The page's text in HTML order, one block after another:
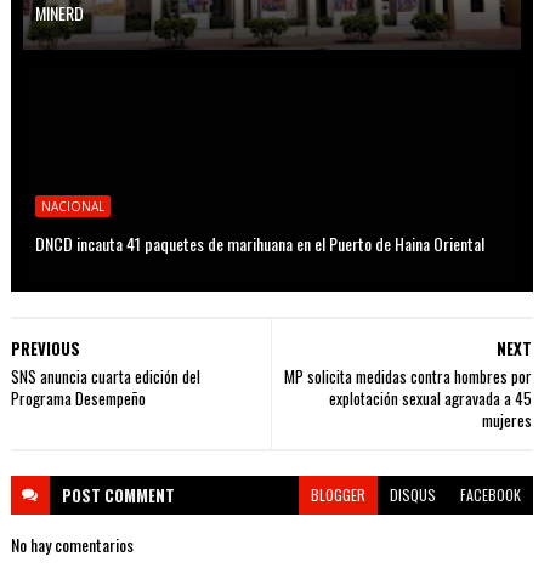
MINERD
NACIONAL
DNCD incauta 41 paquetes de marihuana en el Puerto de Haina Oriental
NEXT
MP solicita medidas contra hombres por
explotación sexual agravada a 45
mujeres
PREVIOUS
SNS anuncia cuarta edición del
Programa Desempeño
POST COMMENT BLOGGER DISQUS FACEBOOK
No hay comentarios